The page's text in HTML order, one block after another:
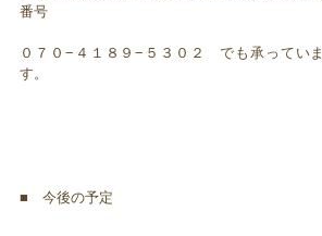
番号
０７０−４１８９−５３０２ でも承っていま
す。
■ 今後の予定